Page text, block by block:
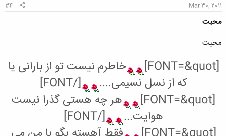
Mar 30, 2011
#4
محبت
محبت
[FONT=&quot]
خاطرم نیست تو از بارانی یا
که از نسل نسیمی....
[/FONT]
[FONT=&quot]
هر چه هستی گذرا نیست
هوایت...
[/FONT]